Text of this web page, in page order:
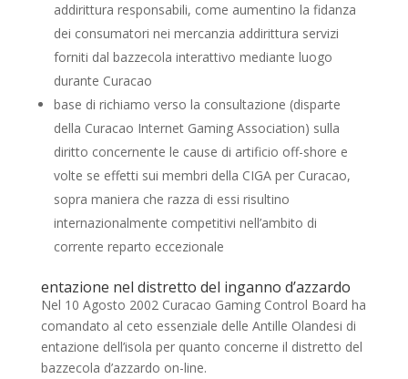
addirittura responsabili, come aumentino la fidanza
dei consumatori nei mercanzia addirittura servizi
forniti dal bazzecola interattivo mediante luogo
durante Curacao
base di richiamo verso la consultazione (disparte
della Curacao Internet Gaming Association) sulla
diritto concernente le cause di artificio off-shore e
volte se effetti sui membri della CIGA per Curacao,
sopra maniera che razza di essi risultino
internazionalmente competitivi nell’ambito di
corrente reparto eccezionale
entazione nel distretto del inganno d’azzardo
Nel 10 Agosto 2002 Curacao Gaming Control Board ha
comandato al ceto essenziale delle Antille Olandesi di
entazione dell’isola per quanto concerne il distretto del
bazzecola d’azzardo on-line.